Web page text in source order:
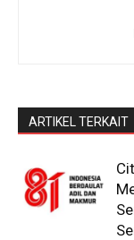
ARTIKEL TERKAIT